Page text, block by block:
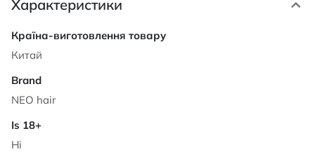
Характеристики
Характеристики
Китай
NEO hair
Ні